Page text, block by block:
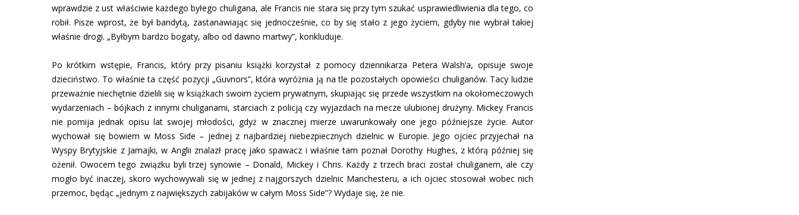
wprawdzie z ust właściwie każdego byłego chuligana, ale Francis nie stara się przy tym szukać usprawiedliwienia dla tego, co
robił. Pisze wprost, że był bandytą, zastanawiając się jednocześnie, co by się stało z jego życiem, gdyby nie wybrał takiej
właśnie drogi. „Byłbym bardzo bogaty, albo od dawno martwy”, konkluduje.
Po krótkim wstępie, Francis, który przy pisaniu książki korzystał z pomocy dziennikarza Petera Walsh’a, opisuje swoje
dzieciństwo. To właśnie ta część pozycji „Guvnors”, która wyróżnia ją na tle pozostałych opowieści chuliganów. Tacy ludzie
przeważnie niechętnie dzielili się w książkach swoim życiem prywatnym, skupiając się przede wszystkim na okołomeczowych
wydarzeniach – bójkach z innymi chuliganami, starciach z policją czy wyjazdach na mecze ulubionej drużyny. Mickey Francis
nie pomija jednak opisu lat swojej młodości, gdyż w znacznej mierze uwarunkowały one jego późniejsze życie. Autor
wychował się bowiem w Moss Side – jednej z najbardziej niebezpiecznych dzielnic w Europie. Jego ojciec przyjechał na
Wyspy Brytyjskie z Jamajki, w Anglii znalazł pracę jako spawacz i właśnie tam poznał Dorothy Hughes, z którą później się
ożenił. Owocem tego związku byli trzej synowie – Donald, Mickey i Chris. Każdy z trzech braci został chuliganem, ale czy
mogło być inaczej, skoro wychowywali się w jednej z najgorszych dzielnic Manchesteru, a ich ojciec stosował wobec nich
przemoc, będąc „jednym z największych zabijaków w całym Moss Side”? Wydaje się, że nie.